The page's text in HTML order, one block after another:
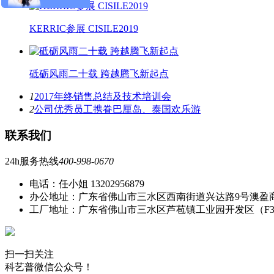
KERRIC参展 CISILE2019
砥砺风雨二十载 跨越腾飞新起点
12017年终销售总结及技术培训会
2公司优秀员工携眷巴厘岛、泰国欢乐游
联系我们
24h服务热线400-998-0670
电话：任小姐 13202956879
办公地址：广东省佛山市三水区西南街道兴达路9号澳盈
工厂地址：广东省佛山市三水区芦苞镇工业园开发区（F3
扫一扫关注
科艺普微信公众号！